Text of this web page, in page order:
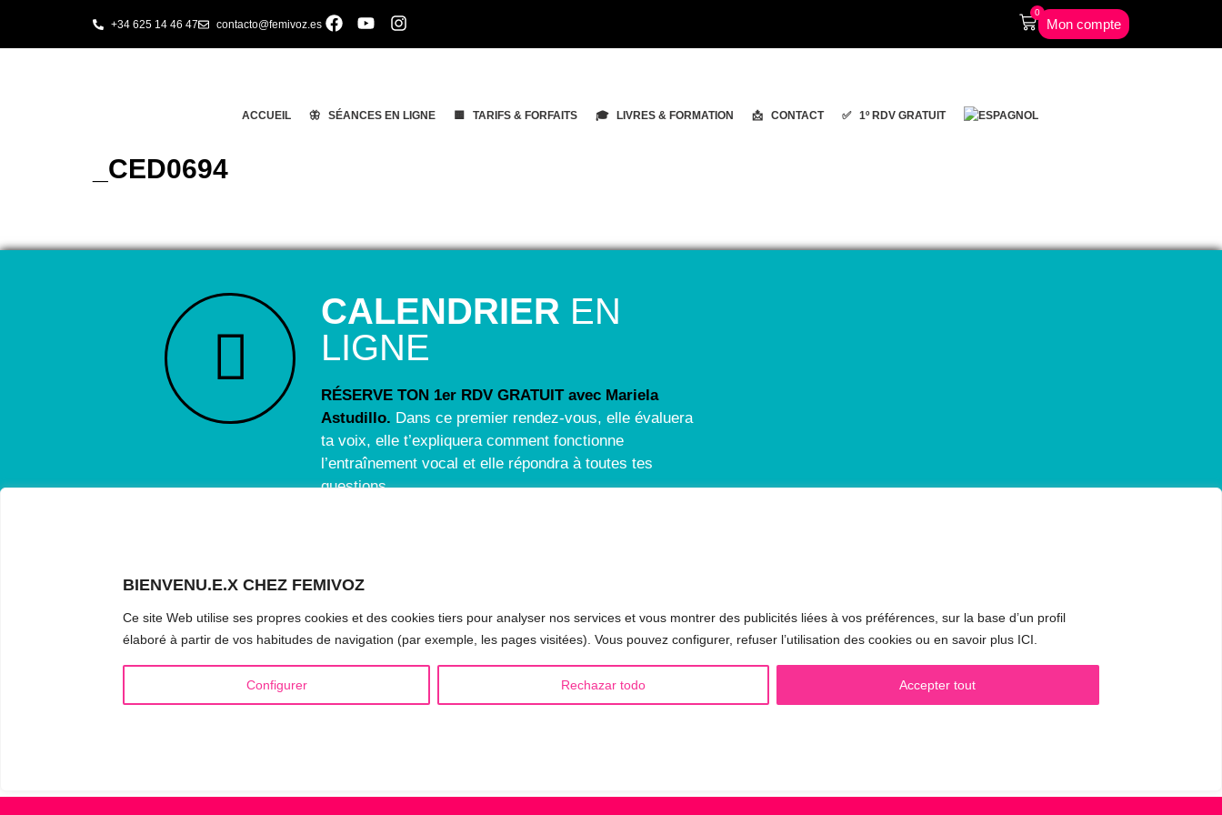
BIENVENU.E.X CHEZ FEMIVOZ
Ce site Web utilise ses propres cookies et des cookies tiers pour analyser nos services et vous montrer des publicités liées à vos préférences, sur la base d’un profil
élaboré à partir de vos habitudes de navigation (par exemple, les pages visitées). Vous pouvez configurer, refuser l’utilisation des cookies ou en savoir plus ICI.
Configurer Rechazar todo Accepter tout
+34 625 14 46 47 contacto@femivoz.es
0
Mon compte
ACCUEIL 🦋 SÉANCES EN LIGNE 🟨 TARIFS & FORFAITS 🎓 LIVRES & FORMATION 📩 CONTACT ✅ 1º RDV GRATUIT
_CED0694
CALENDRIER EN
LIGNE
RÉSERVE TON 1er RDV GRATUIT avec Mariela
Astudillo. Dans ce premier rendez-vous, elle évaluera
ta voix, elle t’expliquera comment fonctionne
l’entraînement vocal et elle répondra à toutes tes
questions.
Qui est Mariela Astudillo ?
💰 Tarifs et Forfaits
▪️ Féminisation de la voix
▪️ Masculinisation de la voix
▪️ Voix virilisée par stéroïdes
▪️ Modification de l’accent
▪️ Caractérisation de la voix
✅Prendre RDV en ligne
Email :info@femivoz.com